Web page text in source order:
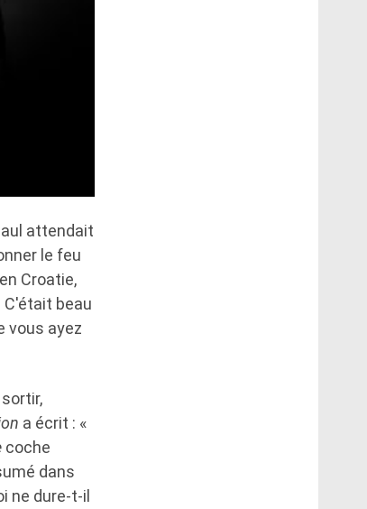
attendait
le feu
Croatie,
beau
vous ayez
a écrit : «
coche
dans
ne dure-t-il